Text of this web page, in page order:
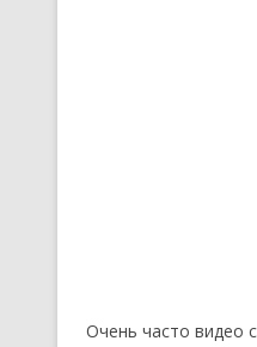
Очень часто видео